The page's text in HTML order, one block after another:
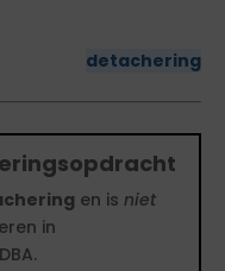
detachering
en is niet
in